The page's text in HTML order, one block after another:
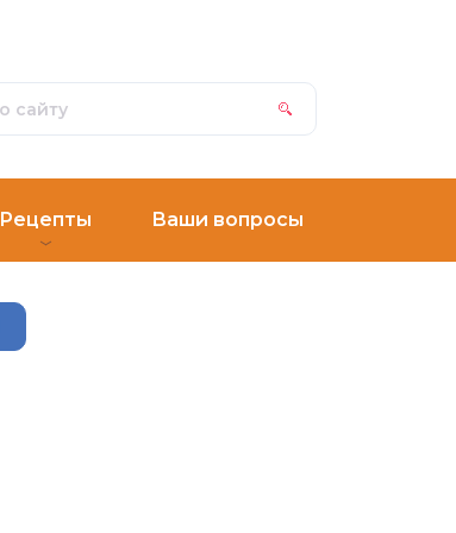
Рецепты Ваши вопросы